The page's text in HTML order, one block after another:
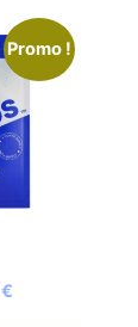
Promo !
€Le